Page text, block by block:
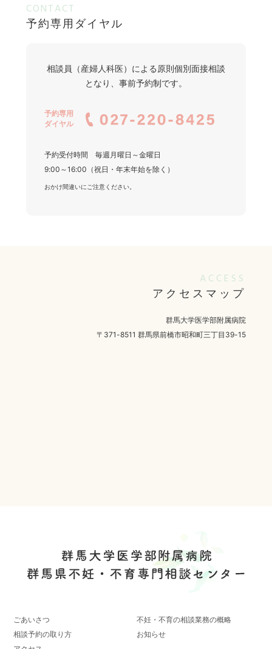
CONTACT
予約専用ダイヤル
相談員（産婦人科医）による原則個別面接相談
となり、事前予約制です。
予約専用
ダイヤル
予約受付時間 毎週月曜日～金曜日
9:00～16:00（祝日・年末年始を除く）
おかけ間違いにご注意ください。
ACCESS
アクセスマップ
群馬大学医学部附属病院
〒371-8511 群馬県前橋市昭和町三丁目39-15
ごあいさつ
不妊・不育の相談業務の概略
相談予約の取り方
お知らせ